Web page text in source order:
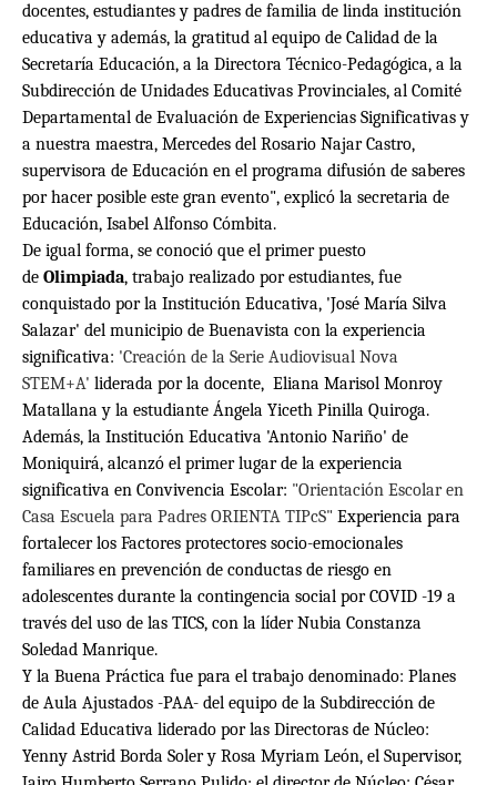
docentes, estudiantes y padres de familia de linda institución
educativa y además, la gratitud al equipo de Calidad de la
Secretaría Educación, a la Directora Técnico-Pedagógica, a la
Subdirección de Unidades Educativas Provinciales, al Comité
Departamental de Evaluación de Experiencias Significativas y
a nuestra maestra, Mercedes del Rosario Najar Castro,
supervisora de Educación en el programa difusión de saberes
por hacer posible este gran evento", explicó la secretaria de
Educación, Isabel Alfonso Cómbita.
De igual forma, se conoció que el primer puesto
de Olimpiada, trabajo realizado por estudiantes, fue
conquistado por la Institución Educativa, 'José María Silva
Salazar' del municipio de Buenavista con la experiencia
significativa: 'Creación de la Serie Audiovisual Nova
STEM+A' liderada por la docente, Eliana Marisol Monroy
Matallana y la estudiante Ángela Yiceth Pinilla Quiroga.
Además, la Institución Educativa 'Antonio Nariño' de
Moniquirá, alcanzó el primer lugar de la experiencia
significativa en Convivencia Escolar: "Orientación Escolar en
Casa Escuela para Padres ORIENTA TIPcS" Experiencia para
fortalecer los Factores protectores socio-emocionales
familiares en prevención de conductas de riesgo en
adolescentes durante la contingencia social por COVID -19 a
través del uso de las TICS, con la líder Nubia Constanza
Soledad Manrique.
Y la Buena Práctica fue para el trabajo denominado: Planes
de Aula Ajustados -PAA- del equipo de la Subdirección de
Calidad Educativa liderado por las Directoras de Núcleo:
Yenny Astrid Borda Soler y Rosa Myriam León, el Supervisor,